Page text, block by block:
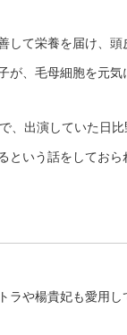
して栄養を届け、頭
が、毛母細胞を元気
、出演していた日比
という話をしておら
ラや楊貴妃も愛用し